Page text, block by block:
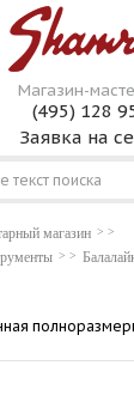
Магазин-
(495) 128
Заявка на
магазин